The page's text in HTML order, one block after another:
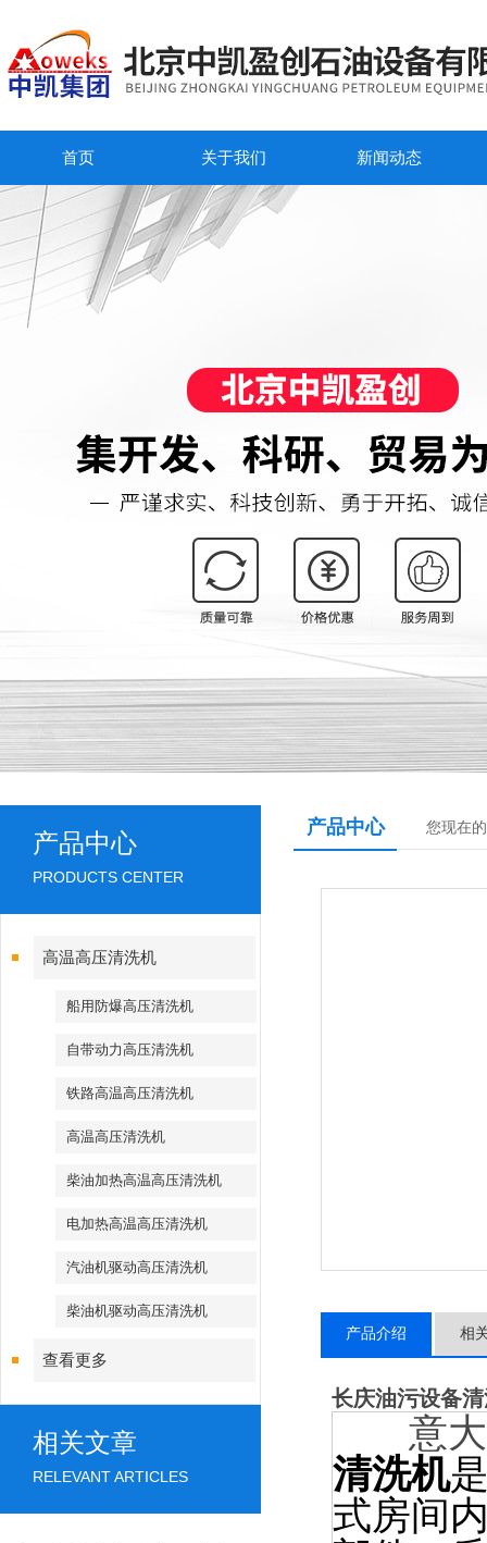
首页 关于我们 新闻动态
产品中心
PRODUCTS CENTER
高温高压清洗机
船用防爆高压清洗机
自带动力高压清洗机
铁路高温高压清洗机
高温高压清洗机
柴油加热高温高压清洗机
电加热高温高压清洗机
汽油机驱动高压清洗机
柴油机驱动高压清洗机
查看更多
相关文章
RELEVANT ARTICLES
产品中心 您现在
产品介绍 相
长庆油污设备
意大
清洗机
式房间